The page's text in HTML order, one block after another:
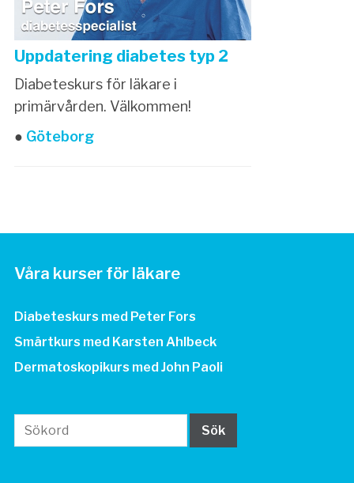
Uppdatering diabetes typ 2
Diabeteskurs för läkare i
primärvården. Välkommen!
● Göteborg
Våra kurser för läkare
Diabeteskurs med Peter Fors
Smärtkurs med Karsten Ahlbeck
Dermatoskopikurs med John Paoli